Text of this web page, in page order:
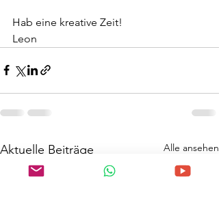
Hab eine kreative Zeit!
Leon
Aktuelle Beiträge Alle ansehen